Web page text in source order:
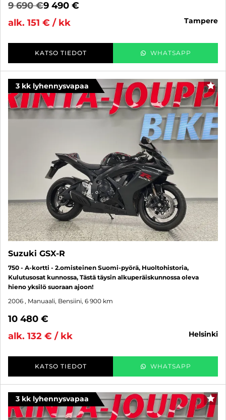
9 690 €9 490 €
alk. 151 € / kk
tampere
KATSO TIEDOT WHATSAPP
3 kk lyhennysvapaa
Suzuki GSX-R
750 - A-kortti - 2.omisteinen Suomi-pyörä, Huoltohistoria,
Kulutusosat kunnossa, Tästä täysin alkuperäiskunnossa oleva
hieno yksilö suoraan ajoon!
2006 , Manuaali, Bensiini, 6 900 km
10 480 €
alk. 132 € / kk
helsinki
KATSO TIEDOT WHATSAPP
3 kk lyhennysvapaa